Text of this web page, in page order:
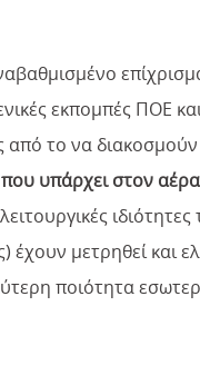
εκπομπές ΠΟΕ
από το να
υπάρχει στον αέρα
μετρηθεί και
ποιότητα